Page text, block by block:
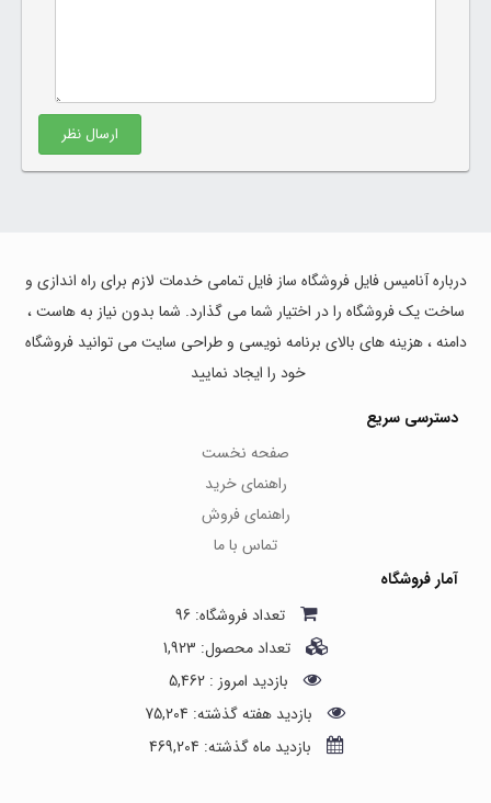
ارسال نظر
درباره آنامیس فایل فروشگاه ساز فایل تمامی خدمات لازم برای راه اندازی و
ساخت یک فروشگاه را در اختیار شما می گذارد. شما بدون نیاز به هاست ،
دامنه ، هزینه های بالای برنامه نویسی و طراحی سایت می توانید فروشگاه
خود را ایجاد نمایید
دسترسی سریع
صفحه نخست
راهنمای خرید
راهنمای فروش
تماس با ما
آمار فروشگاه
تعداد فروشگاه: 96
تعداد محصول: 1,923
بازدید امروز : 5,462
بازدید هفته گذشته: 75,204
بازدید ماه گذشته: 469,204